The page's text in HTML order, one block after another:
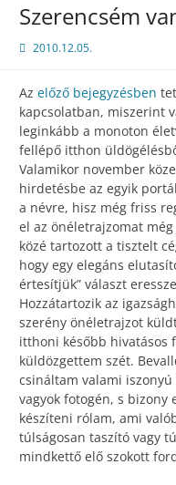
Szerencsém
2010.12.05.
Az előző bejegyzésben
kapcsolatban, miszerint
leginkább a monoton
fellépő itthon
Valamikor november
hirdetésbe az egyik
a névre, hisz még friss
el az önéletrajzomat
közé tartozott a tisztelt
hogy egy elegáns
értesítjük” választ
Hozzátartozik az
szerény önéletrajzot
itthoni később hivatásos
küldözgettem szét.
csináltam valami
vagyok fotogén, s bizony
készíteni rólam, ami
túlságosan taszító vagy
mindkettő elő szokott